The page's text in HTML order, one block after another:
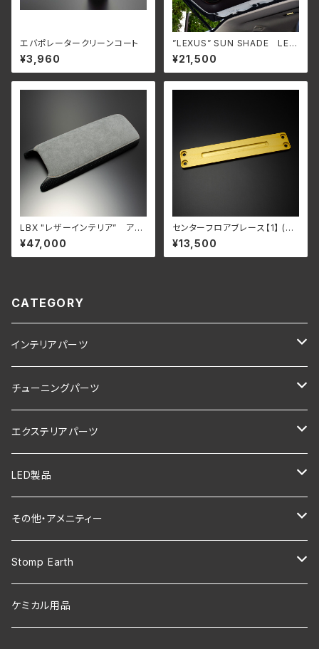
エバポレータークリーンコート
¥3,960
”LEXUS” SUN SHADE LEX
US RX200t/300/450h 用 (A
GL20/AGL25/GYL20/GYL25
系)
¥21,500
LBX "レザーインテリア” アー
ムレスト
¥47,000
センターフロアブレース【1】 (前
方・中央用) UX200/UX250h
用
¥13,500
CATEGORY
インテリアパーツ
LEXUS NX250/350/350h/450h+
LEXUS NX200t/300/300h (10系)
LEXUS CT200h
LEXUS RX200t/300/450h (20系)
LEXUS UX200/250h
LEXUS RX500h/RX450h+/RX350
チューニングパーツ
LEXUS NX250/350/350h/450h+
LEXUS IS200t/250/300/350/300h
LEXUS UX200/250h
LEXUS RC200t/350/300h
LEXUS RC F(USC10)
エクステリアパーツ
LEXUS LBX
LED製品
LEXUS NX250/350/350h/450h+
LEXUS UX200/250h
LEXUS RX500h/RX450h+/RX350
その他・アメニティー
エンブレム・カッティングステッカー
NOCO
Stomp Earth
GOAL ZERO用
ケミカル用品